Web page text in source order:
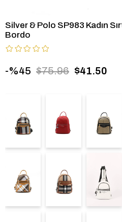
Silver & Polo SP983 Kadın
Bordo
45 $75.96 $41.50